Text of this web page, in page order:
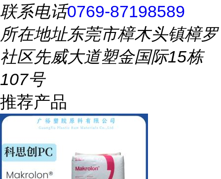
联系电话0769-87198589
所在地址东莞市樟木头镇樟罗
社区先威大道塑金国际15栋
107号
推荐产品